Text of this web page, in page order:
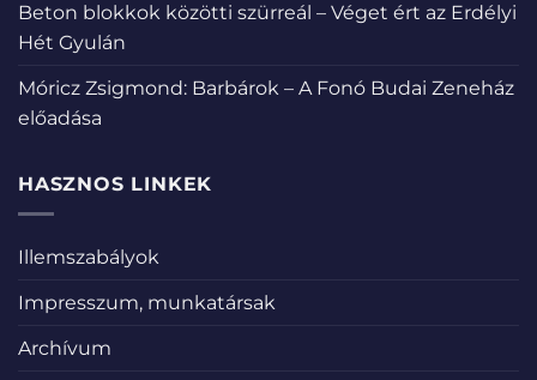
Beton blokkok közötti szürreál – Véget ért az Erdélyi
Hét Gyulán
Móricz Zsigmond: Barbárok – A Fonó Budai Zeneház
előadása
HASZNOS LINKEK
Illemszabályok
Impresszum, munkatársak
Archívum